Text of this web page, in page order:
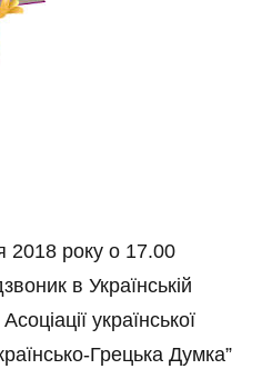
2018 року о 17.00
в Українській
української
Грецька Думка”